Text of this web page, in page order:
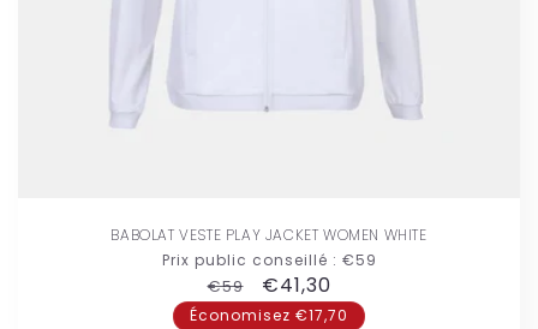
BABOLAT VESTE PLAY JACKET WOMEN WHITE
Prix public conseillé : €59
Prix
habituel
€59
Prix
promotionnel
€41,30
Économisez €17,70